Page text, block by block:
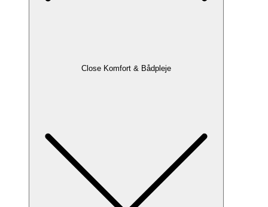
Close Komfort & Bådpleje